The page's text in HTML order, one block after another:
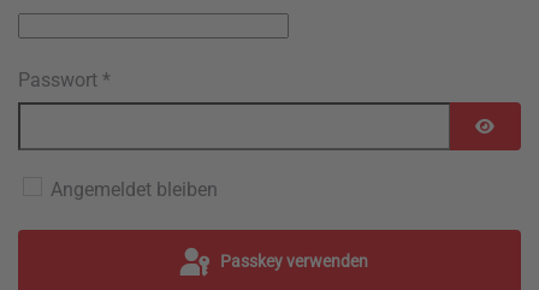
Passwort *
Angemeldet bleiben
Passkey verwenden